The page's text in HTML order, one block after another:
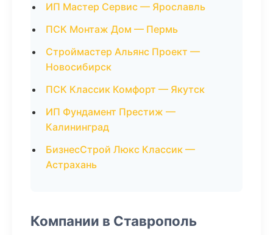
ИП Мастер Сервис — Ярославль
ПСК Монтаж Дом — Пермь
Строймастер Альянс Проект —
Новосибирск
ПСК Классик Комфорт — Якутск
ИП Фундамент Престиж —
Калининград
БизнесСтрой Люкс Классик —
Астрахань
Компании в Ставрополь